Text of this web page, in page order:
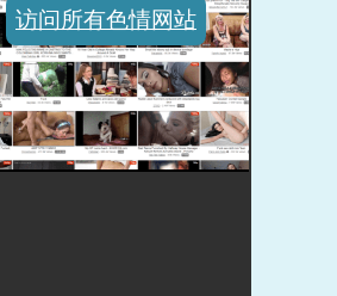
访问所有色情网站